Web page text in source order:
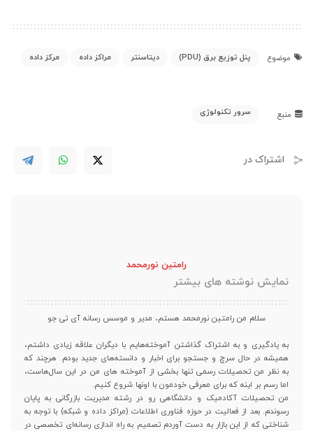
موضوع پنل توزیع برق (PDU) دیتاسنتر مراکز داده مرکز داده
منبع سرور تکنولوژی
اشتراک در
رامتین نورمحمد
نمایش نوشته های بیشتر
سلام من رامتین نورمحمد هستم، مدیر و موسس رسانه آی تی جو
به یادگیری و به اشتراک گذاشتن آموخته‌هایم با دیگران علاقه زیادی داشتم،
همیشه در حال سرچ و جستجو برای اخبار و دانسته‌های جدید بودم. هرچند که
به نظر من تحصیلات رسمی تنها بخشی از آموخته های من در این سال‌هاست،
اما رسم بر اینه که برای معرفی خودمون با اونها شروع کنیم.
من تحصیلات آکادمیک و دانشگاهی رو در رشته مدیریت بازرگانی به پایان
رسوندم. بعد از فعالیت در حوزه فناوری اطلاعات (مراکز داده و شبکه) با توجه به
شناختی که از این بازار به دست آوردم تصمیم به راه اندازی رسانه‌ای تخصصی در